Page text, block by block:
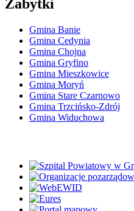
Zabytki
Gmina Banie
Gmina Cedynia
Gmina Chojna
Gmina Gryfino
Gmina Mieszkowice
Gmina Moryń
Gmina Stare Czarnowo
Gmina Trzcińsko-Zdrój
Gmina Widuchowa